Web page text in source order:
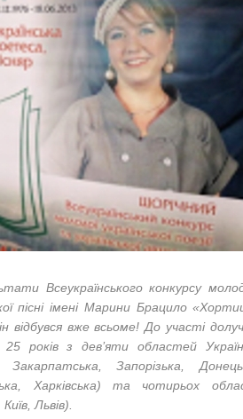
Всеукраїнського конкурсу
пісні імені Марини Брацило
відбувся вже всьоме!До участі
років з дев’яти областей
Закарпатська, Запорізька,
Харківська) та чотирьох
Львів).